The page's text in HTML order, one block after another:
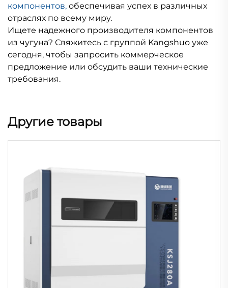
компонентов, обеспечивая успех в различных
отраслях по всему миру.
Ищете надежного производителя компонентов
из чугуна? Свяжитесь с группой Kangshuo уже
сегодня, чтобы запросить коммерческое
предложение или обсудить ваши технические
требования.
Другие товары